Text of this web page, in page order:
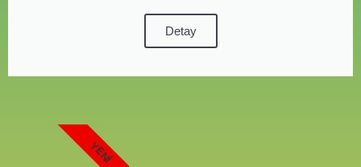
Detay
YENI